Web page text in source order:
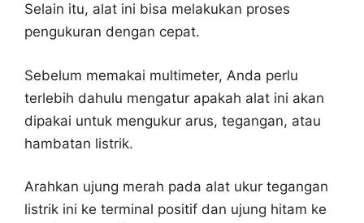
Selain itu, alat ini bisa melakukan proses
pengukuran dengan cepat.
Sebelum memakai multimeter, Anda perlu
terlebih dahulu mengatur apakah alat ini akan
dipakai untuk mengukur arus, tegangan, atau
hambatan listrik.
Arahkan ujung merah pada alat ukur tegangan
listrik ini ke terminal positif dan ujung hitam ke